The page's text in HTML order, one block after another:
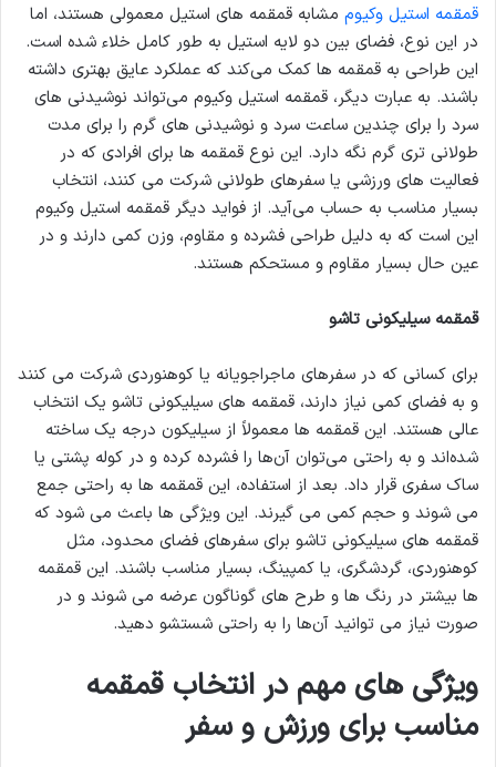
قمقمه استیل وکیوم مشابه قمقمه های استیل معمولی هستند، اما
در این نوع، فضای بین دو لایه استیل به طور کامل خلاء شده است.
این طراحی به قمقمه ها کمک می‌کند که عملکرد عایق بهتری داشته
باشند. به عبارت دیگر، قمقمه استیل وکیوم می‌تواند نوشیدنی های
سرد را برای چندین ساعت سرد و نوشیدنی های گرم را برای مدت
طولانی تری گرم نگه دارد. این نوع قمقمه ها برای افرادی که در
فعالیت های ورزشی یا سفرهای طولانی شرکت می کنند، انتخاب
بسیار مناسب به حساب می‌آید. از فواید دیگر قمقمه استیل وکیوم
این است که به دلیل طراحی فشرده و مقاوم، وزن کمی دارند و در
عین حال بسیار مقاوم و مستحکم هستند.
قمقمه سیلیکونی تاشو
برای کسانی که در سفرهای ماجراجویانه یا کوهنوردی شرکت می کنند
و به فضای کمی نیاز دارند، قمقمه های سیلیکونی تاشو یک انتخاب
عالی هستند. این قمقمه ها معمولاً از سیلیکون درجه یک ساخته
شده‌اند و به راحتی می‌توان آن‌ها را فشرده کرده و در کوله پشتی یا
ساک سفری قرار داد. بعد از استفاده، این قمقمه ها به راحتی جمع
می شوند و حجم کمی می گیرند. این ویژگی ها باعث می شود که
قمقمه های سیلیکونی تاشو برای سفرهای فضای محدود، مثل
کوهنوردی، گردشگری، یا کمپینگ، بسیار مناسب باشند. این قمقمه
ها بیشتر در رنگ ها و طرح های گوناگون عرضه می شوند و در
صورت نیاز می توانید آن‌ها را به راحتی شستشو دهید.
ویژگی های مهم در انتخاب قمقمه
مناسب برای ورزش و سفر